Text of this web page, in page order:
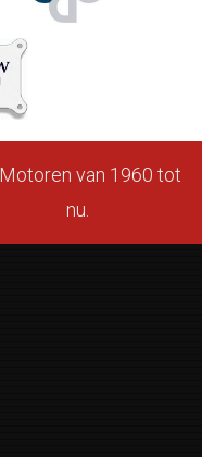
Motoren van 1960 tot
nu.